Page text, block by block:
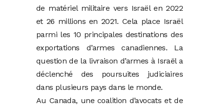
de matériel militaire vers Israël en 2022
et 26 millions en 2021. Cela place Israël
parmi les 10 principales destinations des
exportations d’armes canadiennes. La
question de la livraison d’armes à Israël a
déclenché des poursuites judiciaires
dans plusieurs pays dans le monde.
Au Canada, une coalition d’avocats et de